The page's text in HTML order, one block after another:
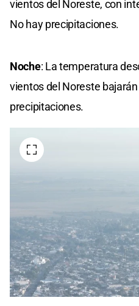
vientos del Noreste, con
No hay precipitaciones.
Noche: La temperatura
vientos del Noreste
precipitaciones.